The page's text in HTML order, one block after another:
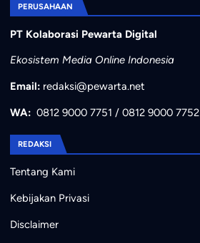
PERUSAHAAN
PT Kolaborasi Pewarta Digital
Ekosistem Media Online Indonesia
Email: redaksi@pewarta.net
WA: 0812 9000 7751 / 0812 9000 7752
REDAKSI
Tentang Kami
Kebijakan Privasi
Disclaimer